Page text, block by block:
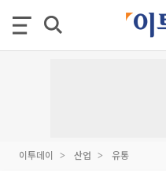
이투데이 산업 유통